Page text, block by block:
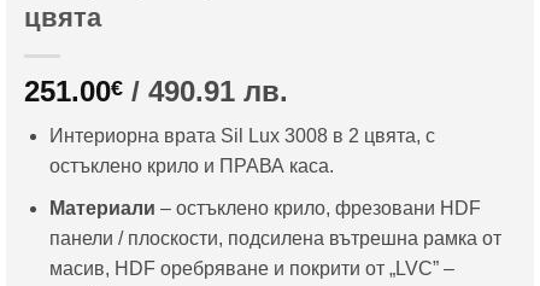
цвята
251.00€ / 490.91 лв.
Интериорна врата Sil Lux 3008 в 2 цвята, с
остъклено крило и ПРАВА каса.
Материали – остъклено крило, фрезовани HDF
панели / плоскости, подсилена вътрешна рамка от
масив, HDF оребряване и покрити от „LVC” –